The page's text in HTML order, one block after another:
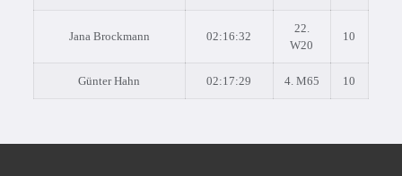
Jana Brockmann 02:16:32
22.
W20
10
Günter Hahn 02:17:29 4. M65 10